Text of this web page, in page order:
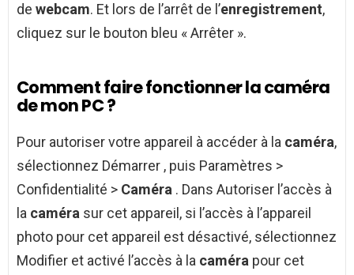
de webcam. Et lors de l’arrêt de l’enregistrement,
cliquez sur le bouton bleu « Arrêter ».
Comment faire fonctionner la caméra
de mon PC ?
Pour autoriser votre appareil à accéder à la caméra,
sélectionnez Démarrer , puis Paramètres >
Confidentialité > Caméra . Dans Autoriser l’accès à
la caméra sur cet appareil, si l’accès à l’appareil
photo pour cet appareil est désactivé, sélectionnez
Modifier et activé l’accès à la caméra pour cet